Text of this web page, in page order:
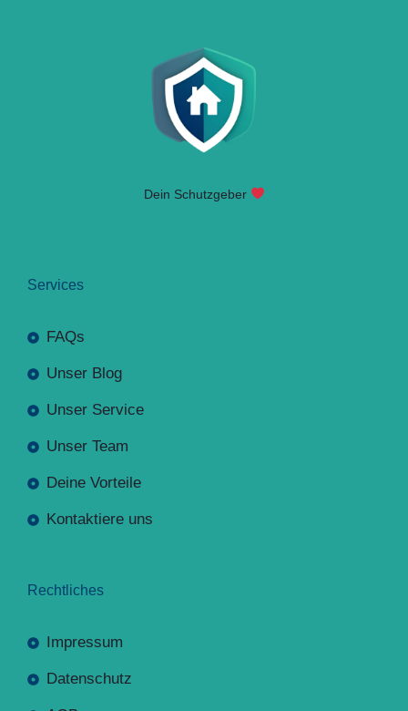
Dein Schutzgeber
Services
FAQs
Unser Blog
Unser Service
Unser Team
Deine Vorteile
Kontaktiere uns
Rechtliches
Impressum
Datenschutz